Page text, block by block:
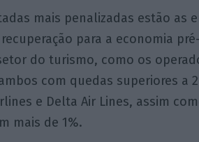
mais penalizadas estão as
para a economia
do turismo, como os
com quedas superiores a
e Delta Air Lines, assim
mais de 1%.